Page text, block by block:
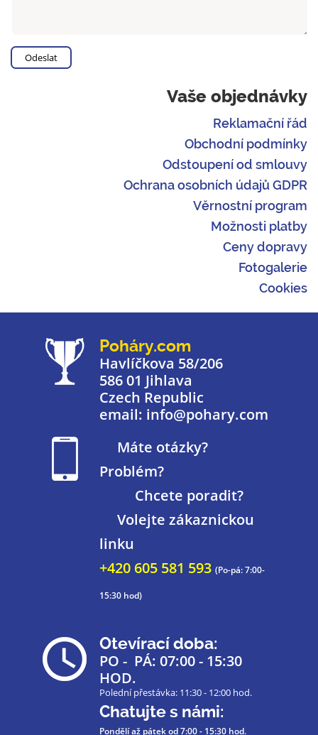
Vaše objednávky
Reklamační řád
Obchodní podmínky
Odstoupení od smlouvy
Ochrana osobních údajů GDPR
Věrnostní program
Možnosti platby
Ceny dopravy
Fotogalerie
Cookies
Poháry.com
Havlíčkova 58/206
586 01 Jihlava
Czech Republic
email: info@pohary.com
Máte otázky?
Problém?
Chcete poradit?
Volejte zákaznickou
linku
+420 605 581 593 (Po-pá: 7:00-
15:30 hod)
Otevírací doba:
PO - PÁ: 07:00 - 15:30
HOD.
Polední přestávka: 11:30 - 12:00 hod.
Chatujte s námi:
Pondělí až pátekod 7:00 - 15:30 hod.